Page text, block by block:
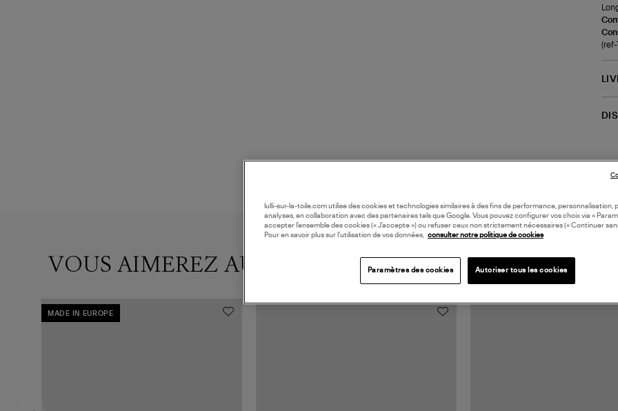
(ref-
VOUS AIMEREZ AUSSI
MADE IN EUROPE
lulli-sur-la-toile.com utilise des cookies et technologies similaires à des fins de performance, personnalisation,
analyses, en collaboration avec des partenaires tels que Google. Vous pouvez configurer vos choix via «
accepter l’ensemble des cookies (« J’accepte ») ou refuser ceux non strictement nécessaires (« Continuer
Pour en savoir plus sur l’utilisation de vos données, consulter notre politique de cookies
Paramètres des cookies Autoriser tous les cookies